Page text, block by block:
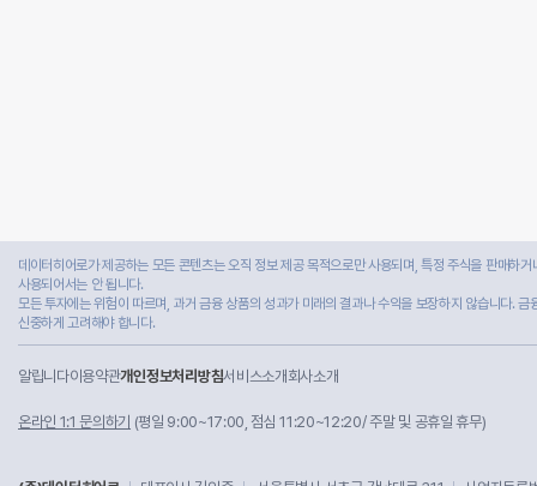
데이터히어로가 제공하는 모든 콘텐츠는 오직 정보 제공 목적으로만 사용되며, 특정 주식을 판매하
사용되어서는 안 됩니다.
모든 투자에는 위험이 따르며, 과거 금융 상품의 성과가 미래의 결과나 수익을 보장하지 않습니다.
신중하게 고려해야 합니다.
알립니다이용약관개인정보처리방침서비스소개 회사소개
온라인 1:1 문의하기 (평일 9:00~17:00, 점심 11:20~12:20/ 주말 및 공휴일 휴무)